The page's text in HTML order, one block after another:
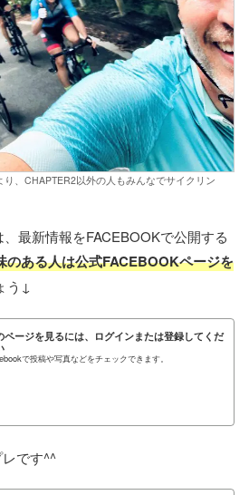
り、CHAPTER2以外の人もみんなでサイクリン
最新情報をFACEBOOKで公開する
のある人は公式FACEBOOKページを
う↓
ページを見るには、ログインまたは登録してくだ
で投稿や写真などをチェックできます。
です^^